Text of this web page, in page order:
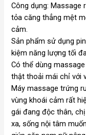
Công dụng: Massage
tỏa căng thẳng mệt
cảm.
Sản phẩm sử dụng
kiệm năng lượng tối
Có thể dùng
thật thoải mái chỉ với
Máy massage trứng
vùng khoái cảm rất
gái đang độc thân,
xa, sống nội tâm